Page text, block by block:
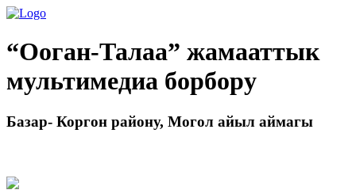
“Ооган-Талаа” жамааттык
мультимедиа борбору
Базар- Коргон району, Могол айыл аймагы